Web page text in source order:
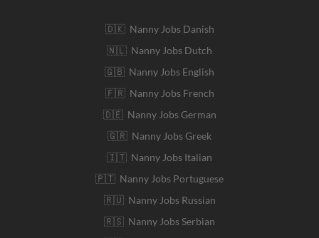
🇩🇰 Nanny Jobs Danish
🇳🇱 Nanny Jobs Dutch
🇬🇧 Nanny Jobs English
🇫🇷 Nanny Jobs French
🇩🇪 Nanny Jobs German
🇬🇷 Nanny Jobs Greek
🇮🇹 Nanny Jobs Italian
🇵🇹 Nanny Jobs Portuguese
🇷🇺 Nanny Jobs Russian
🇷🇸 Nanny Jobs Serbian